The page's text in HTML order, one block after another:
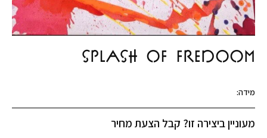
SPLASH OF FREDOOM
מידה:
מעוניין ביצירה זו? קבל הצעת מחיר